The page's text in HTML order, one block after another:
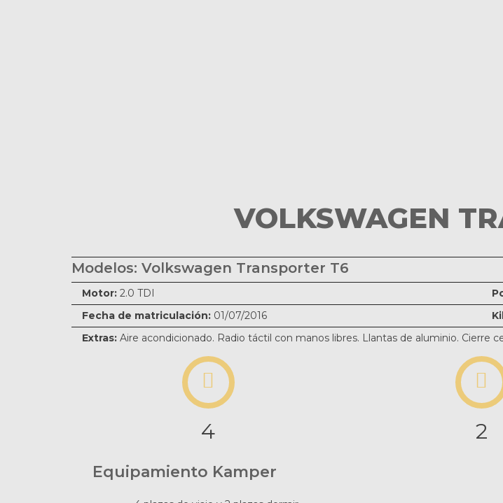
VOLKSWAGEN
Modelos: Volkswagen Transporter T6
Motor: 2.0 TDI
Fecha de matriculación: 01/07/2016
Extras: Aire acondicionado. Radio táctil con manos libres. Llantas de aluminio. Cierre
4 2
Equipamiento Kamper